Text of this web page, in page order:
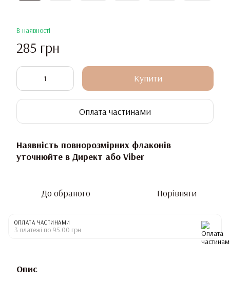
В наявності
285 грн
Купити
Оплата частинами
Наявність повнорозмірних флаконів
уточнюйте в Директ або Viber
До обраного Порівняти
ОПЛАТА ЧАСТИНАМИ
3 платежі по 95.00 грн
Опис